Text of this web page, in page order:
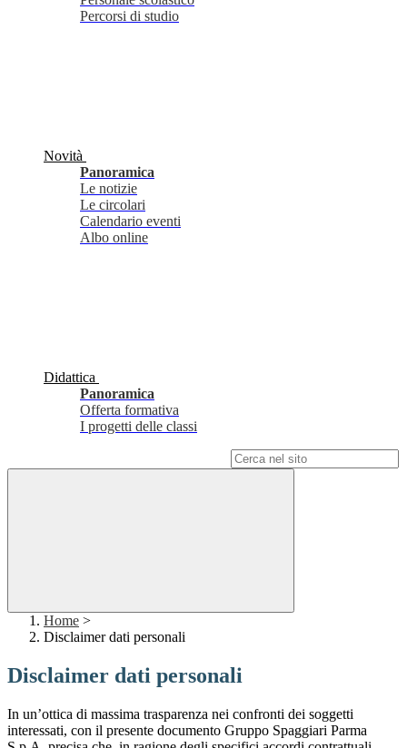
Percorsi di studio
Novità
Panoramica
Le notizie
Le circolari
Calendario eventi
Albo online
Didattica
Panoramica
Offerta formativa
I progetti delle classi
Home >
Disclaimer dati personali
Disclaimer dati personali
In un’ottica di massima trasparenza nei confronti dei soggetti
interessati, con il presente documento Gruppo Spaggiari Parma